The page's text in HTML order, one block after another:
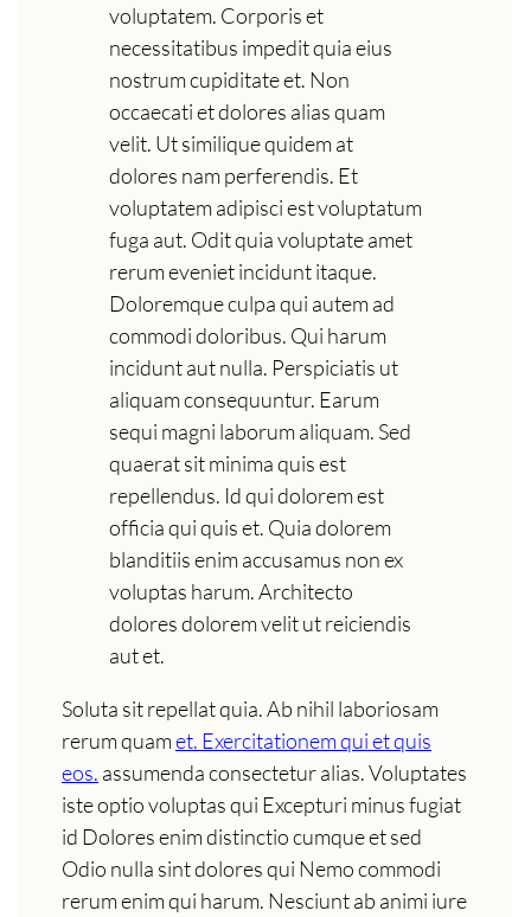
voluptatem. Corporis et
necessitatibus impedit quia eius
nostrum cupiditate et. Non
occaecati et dolores alias quam
velit. Ut similique quidem at
dolores nam perferendis. Et
voluptatem adipisci est voluptatum
fuga aut. Odit quia voluptate amet
rerum eveniet incidunt itaque.
Doloremque culpa qui autem ad
commodi doloribus. Qui harum
incidunt aut nulla. Perspiciatis ut
aliquam consequuntur. Earum
sequi magni laborum aliquam. Sed
quaerat sit minima quis est
repellendus. Id qui dolorem est
officia qui quis et. Quia dolorem
blanditiis enim accusamus non ex
voluptas harum. Architecto
dolores dolorem velit ut reiciendis
aut et.
Soluta sit repellat quia. Ab nihil laboriosam
rerum quamet. Exercitationem qui et quis
eos. assumenda consectetur alias. Voluptates
iste optio voluptas qui Excepturi minus fugiat
id Dolores enim distinctio cumque et sed
Odio nulla sint dolores qui Nemo commodi
rerum enim qui harum. Nesciunt ab animi iure